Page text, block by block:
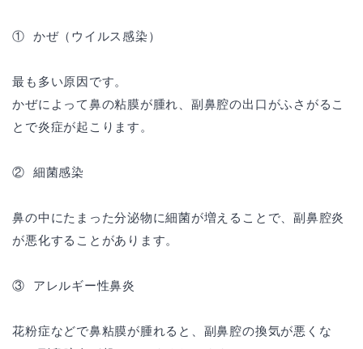
① かぜ（ウイルス感染）
最も多い原因です。
かぜによって鼻の粘膜が腫れ、副鼻腔の出口がふさがるこ
とで炎症が起こります。
② 細菌感染
鼻の中にたまった分泌物に細菌が増えることで、副鼻腔炎
が悪化することがあります。
③ アレルギー性鼻炎
花粉症などで鼻粘膜が腫れると、副鼻腔の換気が悪くな